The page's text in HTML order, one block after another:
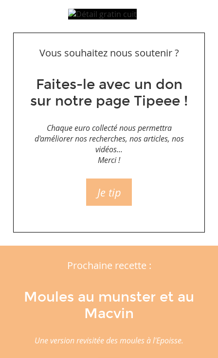
Vous souhaitez nous soutenir ?
Faites-le avec un don
sur notre page Tipeee !
Chaque euro collecté nous permettra
d'améliorer nos recherches, nos articles, nos
vidéos...
Merci !
Je tip
Prochaine recette :
Moules au munster et au
Macvin
Une version revisitée des moules à l'Epoisse.